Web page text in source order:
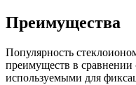
Преимущества
Популярность
преимуществ в сравнении
используемыми для